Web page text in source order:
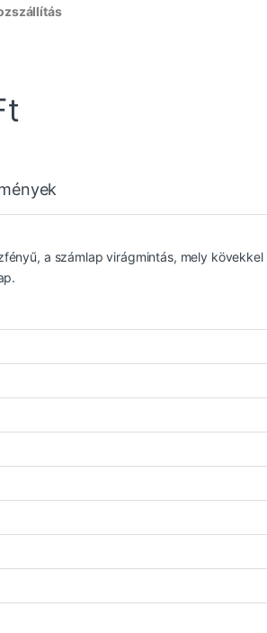
a számlap virágmintás, mely kövekkel